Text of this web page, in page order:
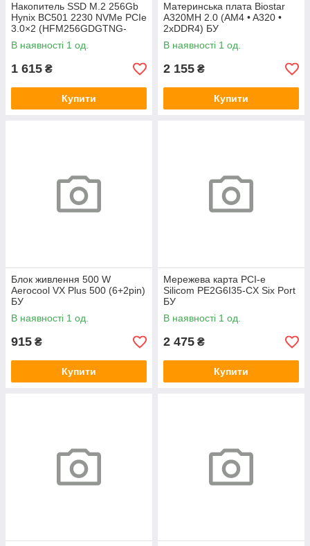
Накопитель SSD M.2 256Gb
Hynix BC501 2230 NVMe PCIe
3.0×2 (HFM256GDGTNG-
83A0A) 800/1600 БУ
В наявності 1 од.
1 615 ₴
Купити
Материнська плата Biostar
A320MH 2.0 (AM4 • A320 •
2xDDR4) БУ
В наявності 1 од.
2 155 ₴
Купити
Блок живлення 500 W
Aerocool VX Plus 500 (6+2pin)
БУ
В наявності 1 од.
915 ₴
Купити
Мережева карта PCI-e
Silicom PE2G6I35-CX Six Port
БУ
В наявності 1 од.
2 475 ₴
Купити